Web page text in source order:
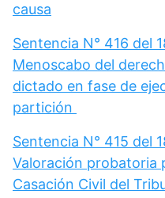
causa
Sentencia N° 416 del
Menoscabo del
dictado en fase de
partición
Sentencia N° 415 del
Valoración probatoria
Casación Civil del